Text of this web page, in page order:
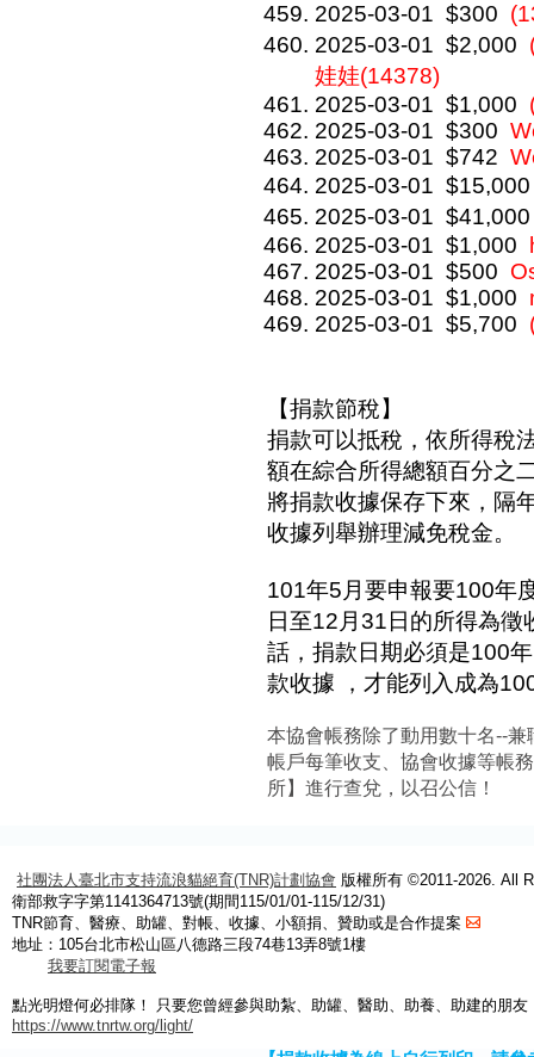
2025-03-01 $300
2025-03-01 $2,000
娃娃(14378)
2025-03-01 $1,000
2025-03-01 $300
2025-03-01 $742
2025-03-01 $15,000
2025-03-01 $41,000
2025-03-01 $1,000
2025-03-01 $500
2025-03-01 $1,000
2025-03-01 $5,700
【捐款節稅】
捐款可以抵稅，依所得稅
額在綜合所得總額百分之
將捐款收據保存下來，隔
收據列舉辦理減免稅金。
101年5月要申報要100年
日至12月31日的所得為
話，捐款日期必須是100
款收據 ，才能列入成為
本協會帳務除了動用數十名--
帳戶每筆收支、協會收據等帳
所】進行查兌，以召公信！
社團法人臺北市支持流浪貓絕育(TNR)計劃協會 版權所有 ©2011-2026. All
衛部救字字第1141364713號(期間115/01/01-115/12/31)
TNR節育、醫療、助罐、對帳、收據、小額捐、贊助或是合作提案
地址：105台北市松山區八德路三段74巷13弄8號1樓
我要訂閱電子報
點光明燈何必排隊！ 只要您曾經參與助紮、助罐、醫助、助養、助建的朋
https://www.tnrtw.org/light/